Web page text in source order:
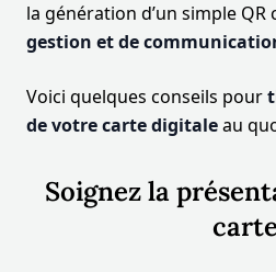
la génération d’un simple QR
gestion et de
Voici quelques conseils pour
de votre carte digitaleau
Soignez la
carte